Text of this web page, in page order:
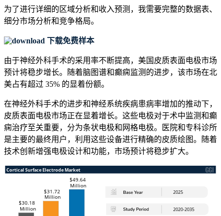
为了进行详细的区域分析和收入预测，我需要完整的数据表、
细分市场分析和竞争格局。
下载免费样本
由于神经外科手术的采用率不断提高，美国皮质表面电极市场
预计将稳步增长。随着脑图谱和癫痫监测的进步，该市场在北
美占有超过 35% 的显着份额。
在神经外科手术的进步和神经系统疾病患病率增加的推动下，
皮质表面电极市场正在显着增长。这些电极对于术中监测和癫
痫治疗至关重要，分为条状电极和网格电极。医院和专科诊所
是主要的最终用户，利用这些设备进行精确的皮质绘图。随着
技术创新增强电极设计和功能，市场预计将稳步扩大。